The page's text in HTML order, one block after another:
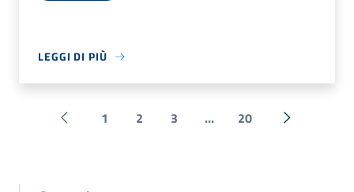
LEGGI DI PIÙ
Pagina precedente
1 2 3 ... 20 Successiva